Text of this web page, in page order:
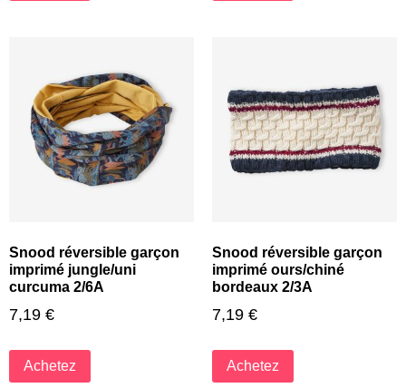
Snood réversible garçon
imprimé jungle/uni
curcuma 2/6A
7,19 €
Achetez
Snood réversible garçon
imprimé ours/chiné
bordeaux 2/3A
7,19 €
Achetez